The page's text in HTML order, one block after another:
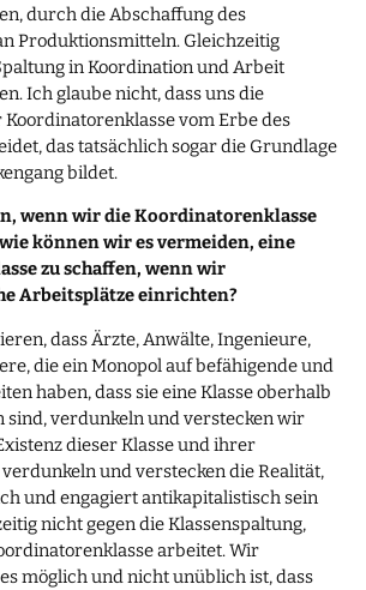
durch die Abschaffung des
Produktionsmitteln. Gleichzeitig
in Koordination und Arbeit
Ich glaube nicht, dass uns die
vom Erbe des
das tatsächlich sogar die Grundlage
bildet.
wenn wir die Koordinatorenklasse
können wir es vermeiden, eine
zu schaffen, wenn wir
Arbeitsplätze einrichten?
dass Ärzte, Anwälte, Ingenieure,
die ein Monopol auf befähigende und
haben, dass sie eine Klasse oberhalb
verdunkeln und verstecken wir
dieser Klasse und ihrer
und verstecken die Realität,
und engagiert antikapitalistisch sein
nicht gegen die Klassenspaltung,
arbeitet. Wir
möglich und nicht unüblich ist, dass